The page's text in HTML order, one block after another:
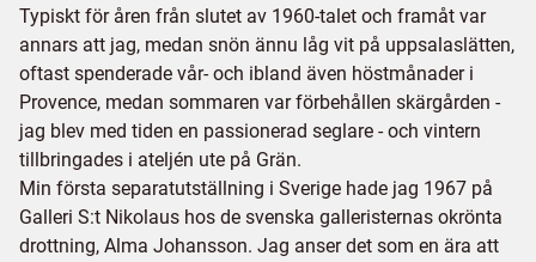
Typiskt för åren från slutet av 1960-talet och framåt var
annars att jag, medan snön ännu låg vit på uppsalaslätten,
oftast spenderade vår- och ibland även höstmånader i
Provence, medan sommaren var förbehållen skärgården -
jag blev med tiden en passionerad seglare - och vintern
tillbringades i ateljén ute på Grän.
Min första separatutställning i Sverige hade jag 1967 på
Galleri S:t Nikolaus hos de svenska galleristernas okrönta
drottning, Alma Johansson. Jag anser det som en ära att